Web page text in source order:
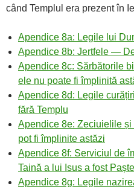
când Templul era prezent în
Apendice 8a: Legile lui
Apendice 8b: Jertfele —
Apendice 8c: Sărbătorile
ele nu poate fi împlinită
Apendice 8d: Legile
fără Templu
Apendice 8e: Zeciuielile
pot fi împlinite astăzi
Apendice 8f: Serviciul de
Taină a lui Isus a fost
Apendice 8g: Legile